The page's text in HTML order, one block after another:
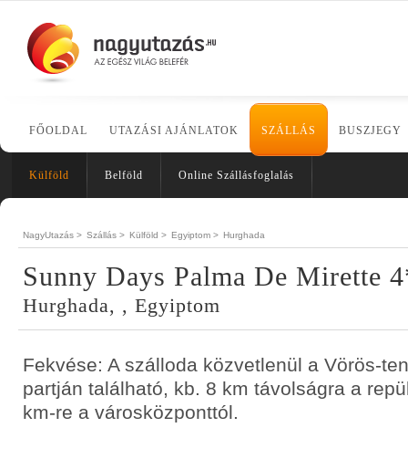
FŐOLDAL UTAZÁSI AJÁNLATOK SZÁLLÁS BUSZJEGY
Külföld Belföld Online Szállásfoglalás
NagyUtazás > Szállás > Külföld > Egyiptom > Hurghada
Sunny Days Palma De Mirette
Hurghada, , Egyiptom
Fekvése: A szálloda közvetlenül a Vörös-
partján található, kb. 8 km távolságra a
km-re a városközponttól.